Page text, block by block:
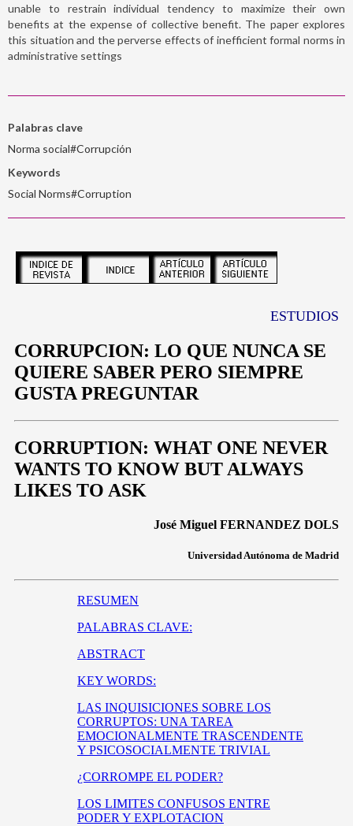
unable to restrain individual tendency to maximize their own
benefits at the expense of collective benefit. The paper explores
this situation and the perverse effects of inefficient formal norms in
administrative settings
Palabras clave
Norma social#Corrupción
Keywords
Social Norms#Corruption